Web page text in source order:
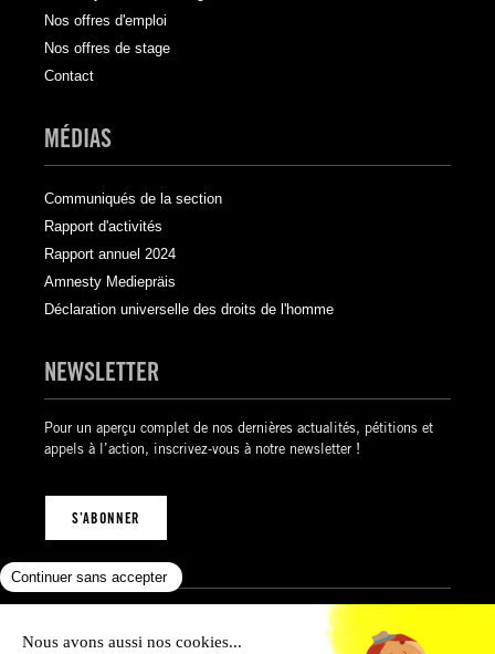
Nos offres d'emploi
Nos offres de stage
Contact
MÉDIAS
Communiqués de la section
Rapport d'activités
Rapport annuel 2024
Amnesty Mediepräis
Déclaration universelle des droits de l'homme
NEWSLETTER
Pour un aperçu complet de nos dernières actualités, pétitions et
appels à l’action, inscrivez-vous à notre newsletter !
S’ABONNER
Mentions légales Politique de confidentialité